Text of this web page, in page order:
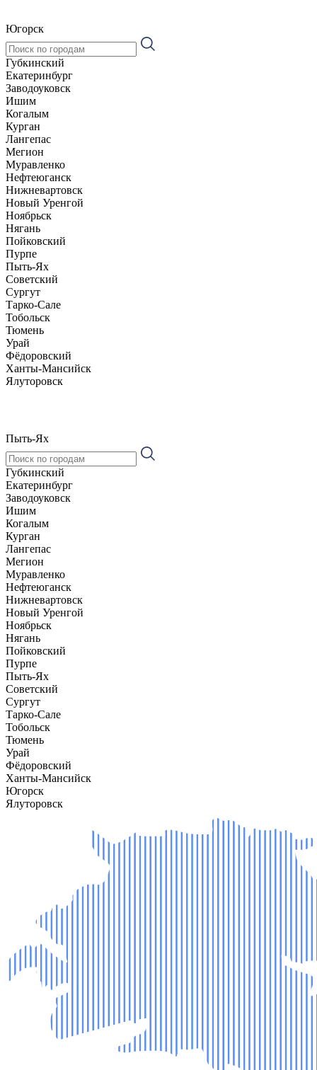
Югорск
Губкинский
Екатеринбург
Заводоуковск
Ишим
Когалым
Курган
Лангепас
Мегион
Муравленко
Нефтеюганск
Нижневартовск
Новый Уренгой
Ноябрьск
Нягань
Пойковский
Пурпе
Пыть-Ях
Советский
Сургут
Тарко-Сале
Тобольск
Тюмень
Урай
Фёдоровский
Ханты-Мансийск
Ялуторовск
Пыть-Ях
Губкинский
Екатеринбург
Заводоуковск
Ишим
Когалым
Курган
Лангепас
Мегион
Муравленко
Нефтеюганск
Нижневартовск
Новый Уренгой
Ноябрьск
Нягань
Пойковский
Пурпе
Пыть-Ях
Советский
Сургут
Тарко-Сале
Тобольск
Тюмень
Урай
Фёдоровский
Ханты-Мансийск
Югорск
Ялуторовск